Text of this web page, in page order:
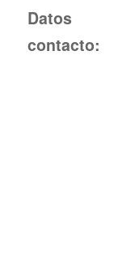
Datos
contacto: